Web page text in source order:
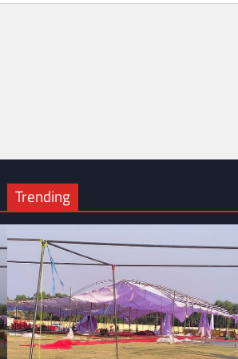
Trending